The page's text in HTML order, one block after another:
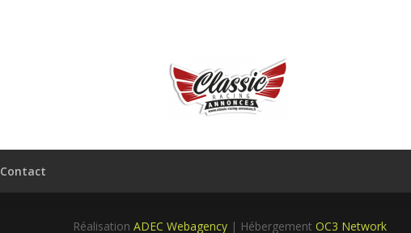
Contact
Réalisation ADEC Webagency | Hébergement OC3 Network